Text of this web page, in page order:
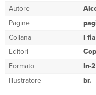
Autore
Pagine
Collana
I
Editori
Formato
In-
Illustratore
br.